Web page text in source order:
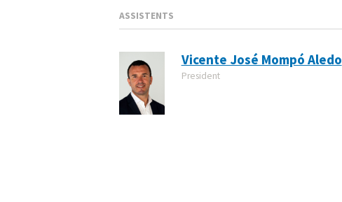
ASSISTENTS
Vicente José Mompó Aledo
President